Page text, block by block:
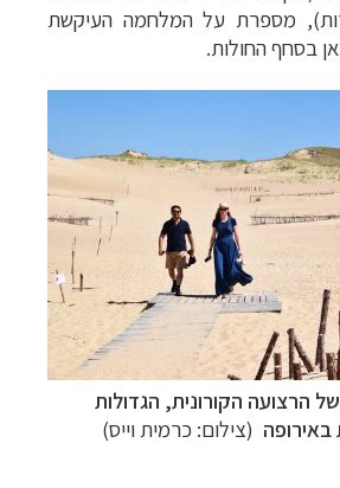
מספרת על המלחמה העיקשת
בסחף החולות.
של הרצועה הקורונית, הגדולות
באירופה (צילום: כרמית וייס)